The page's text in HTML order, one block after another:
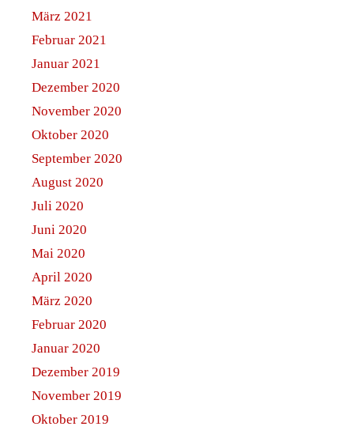
März 2021
Februar 2021
Januar 2021
Dezember 2020
November 2020
Oktober 2020
September 2020
August 2020
Juli 2020
Juni 2020
Mai 2020
April 2020
März 2020
Februar 2020
Januar 2020
Dezember 2019
November 2019
Oktober 2019